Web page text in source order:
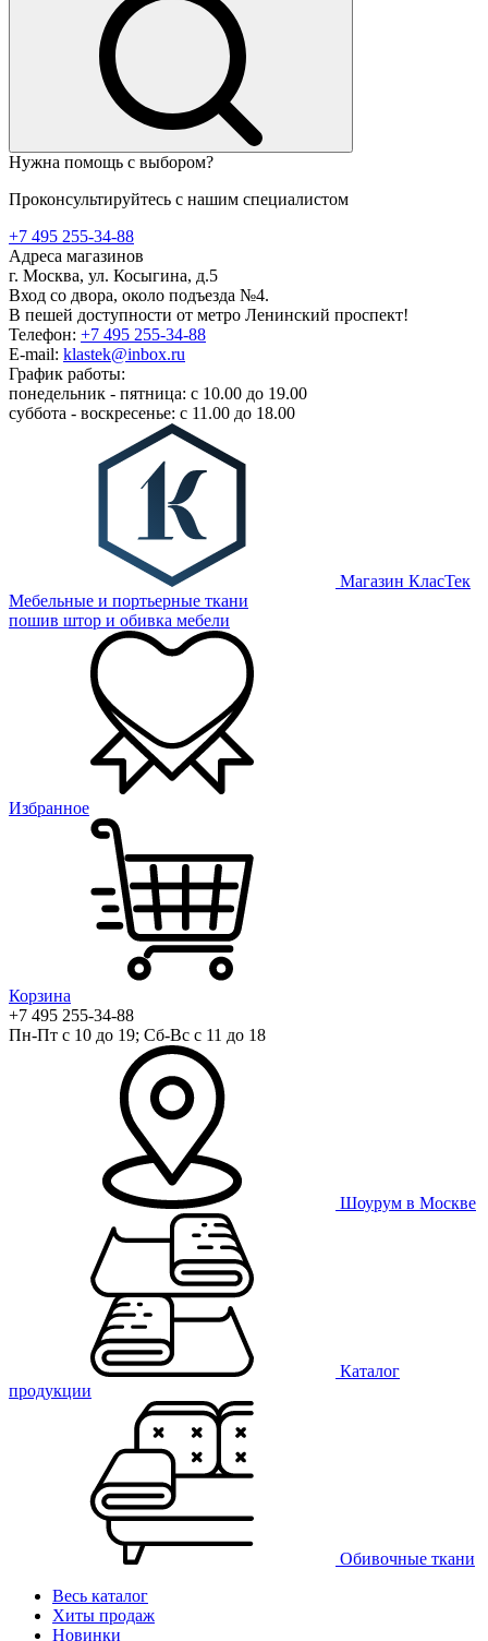
Нужна помощь с выбором?
Проконсультируйтесь с нашим специалистом
+7 495 255-34-88
Адреса магазинов
г. Москва, ул. Косыгина, д.5
Вход со двора, около подъезда №4.
В пешей доступности от метро Ленинский проспект!
Телефон: +7 495 255-34-88
E-mail: klastek@inbox.ru
График работы:
понедельник - пятница: с 10.00 до 19.00
суббота - воскресенье: с 11.00 до 18.00
Магазин КласТек
Мебельные и портьерные ткани
пошив штор и обивка мебели
Избранное
Корзина
+7 495 255-34-88
Пн-Пт с 10 до 19; Сб-Вс с 11 до 18
Шоурум в Москве
Каталог
продукции
Обивочные ткани
Весь каталог
Хиты продаж
Новинки